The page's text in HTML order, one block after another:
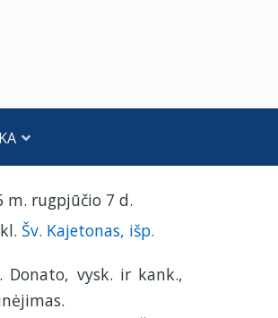
m. rugpjūčio 7 d.
Šv. Kajetonas, išp.
Donato, vysk. ir kank.,